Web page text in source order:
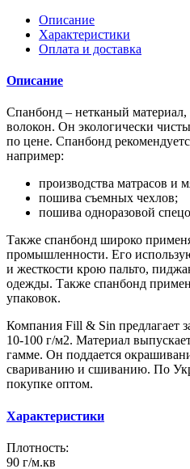
Описание
Характеристики
Оплата и доставка
Описание
Спанбонд – нетканый
волокон. Он экологически
по цене. Спанбонд
например:
производства матрасов и
пошива съемных чехлов;
пошива одноразовой
Также спанбонд широко
промышленности. Его
и жесткости крою пальто,
одежды. Также спанбонд
упаковок.
Компания Fill & Sin предлагает
10-100 г/м2. Материал
гамме. Он поддается
свариванию и сшиванию. По
покупке оптом.
Характеристики
Плотность:
90 г/м.кв